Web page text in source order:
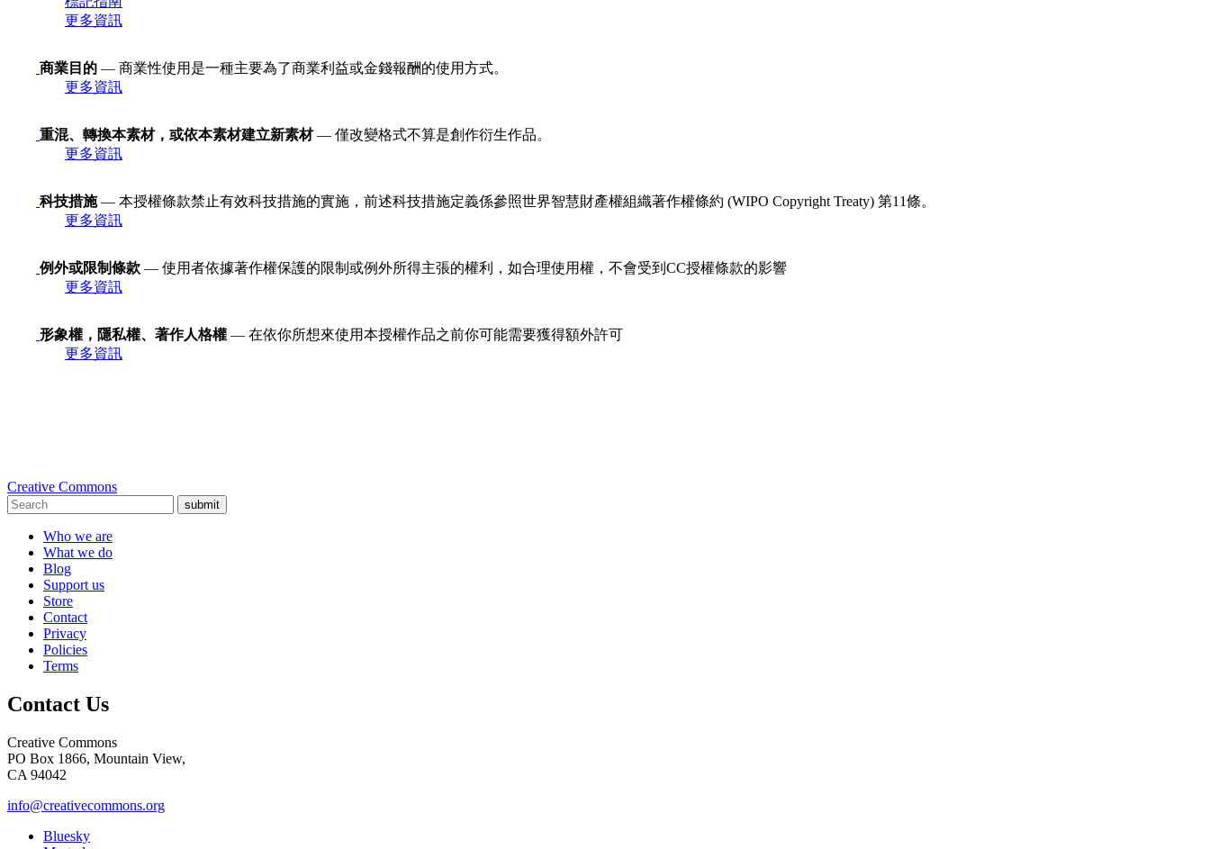
更多資訊
商業目的 — 商業性使用是一種主要為了商業利益或金錢報酬的使用方式。
更多資訊
重混、轉換本素材，或依本素材建立新素材— 僅改變格式不算是創作衍生作品。
更多資訊
科技措施— 本授權條款禁止有效科技措施的實施，前述科技措施定義係參照世界智慧財產權組織著作權條約 (WIPO Copyright Treaty) 第11條。
更多資訊
例外或限制條款 — 使用者依據著作權保護的限制或例外所得主張的權利，如合理使用權，不會受到CC授權條款的影響
更多資訊
形象權，隱私權、著作人格權 — 在依你所想來使用本授權作品之前你可能需要獲得額外許可
更多資訊
Creative Commons
submit
Who we are
What we do
Blog
Support us
Store
Contact
Privacy
Policies
Terms
Contact Us
Creative Commons
PO Box 1866, Mountain View,
CA 94042
info@creativecommons.org
Bluesky